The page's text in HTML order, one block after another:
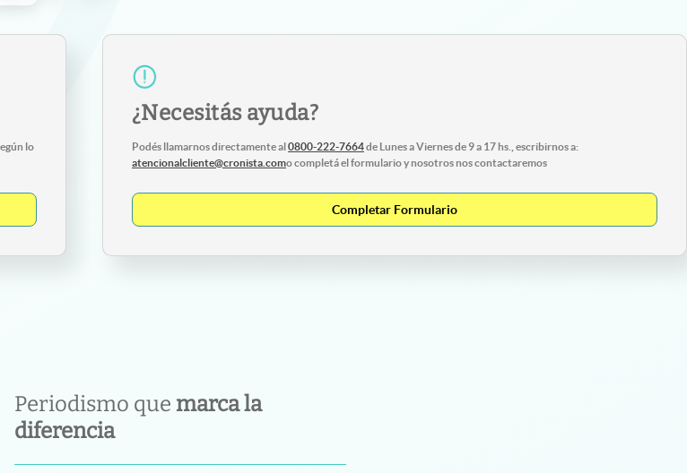
lo
¿Necesitás ayuda?
Podés llamarnos directamente al0800-222-7664de Lunes a Viernes de 9 a 17 hs., escribirnos a:
atencionalcliente@cronista.como completá el formulario y nosotros nos contactaremos
Completar Formulario
Periodismo que marca la
diferencia